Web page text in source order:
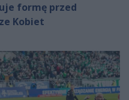
formę przed
Kobiet